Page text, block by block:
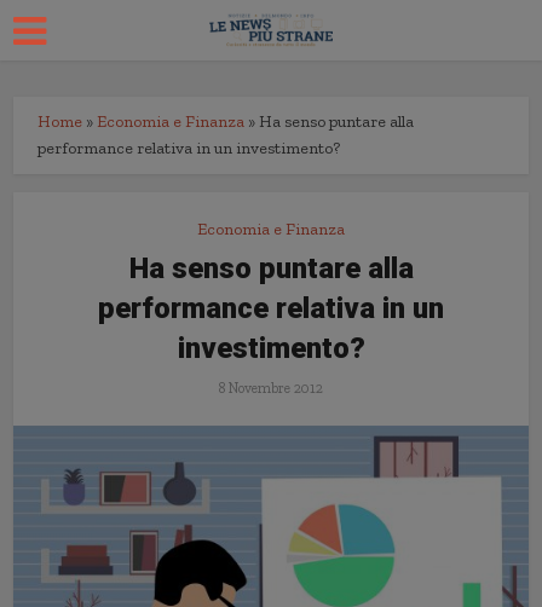
Home » Economia e Finanza » Ha senso puntare alla
performance relativa in un investimento?
Economia e Finanza
Ha senso puntare alla
performance relativa in un
investimento?
8 Novembre 2012